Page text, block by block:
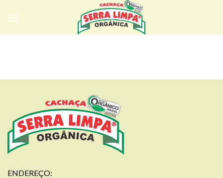
ENDEREÇO: